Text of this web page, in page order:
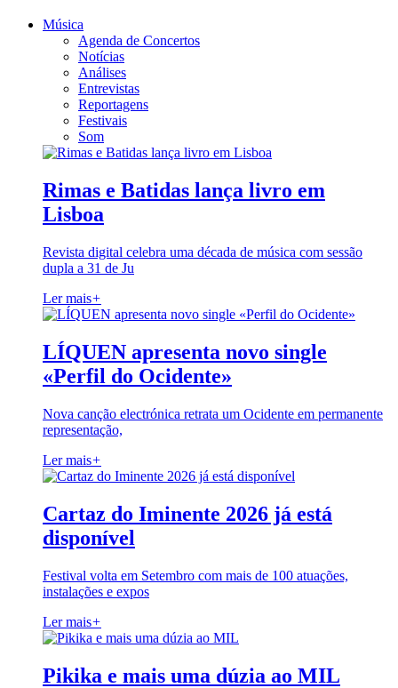
Música
Agenda de Concertos
Notícias
Análises
Entrevistas
Reportagens
Festivais
Som
Rimas e Batidas lança livro em
Lisboa
Revista digital celebra uma década de música com sessão
dupla a 31 de Ju
Ler mais+
LÍQUEN apresenta novo single
«Perfil do Ocidente»
Nova canção electrónica retrata um Ocidente em permanente
representação,
Ler mais+
Cartaz do Iminente 2026 já está
disponível
Festival volta em Setembro com mais de 100 atuações,
instalações e expos
Ler mais+
Pikika e mais uma dúzia ao MIL